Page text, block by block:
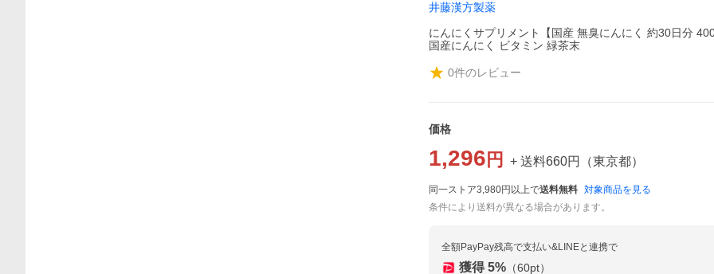
井藤漢方製薬
にんにくサプリメント【国産 無臭にんにく 約30日分
国産にんにく ビタミン 緑茶末
0件のレビュー
価格
1,296 円 + 送料660円 （東京都）
同一ストア3,980円以上で送料無料 対象商品を見る
条件により送料が異なる場合があります。
全額PayPay残高で支払い&LINEと連携で
獲得 5% （60pt）